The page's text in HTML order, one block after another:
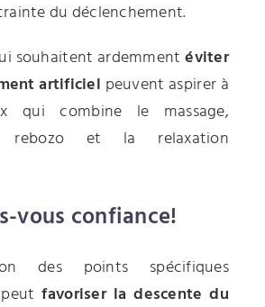
du déclenchement.
souhaitent ardemmentéviter
artificiel peuvent aspirer à
qui combine le massage,
rebozo et la relaxation
vous confiance!
des points spécifiques
peutfavoriser la descente du